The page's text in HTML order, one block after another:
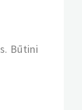
Būtini